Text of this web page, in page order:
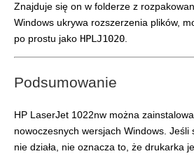
Znajduje się on w folderze z
Windows ukrywa rozszerzenia plików,
po prostu jako HPLJ1020
Podsumowanie
HP LaserJet 1022nw można
nowoczesnych wersjach Windows. Jeśli
nie działa, nie oznacza to, że drukarka